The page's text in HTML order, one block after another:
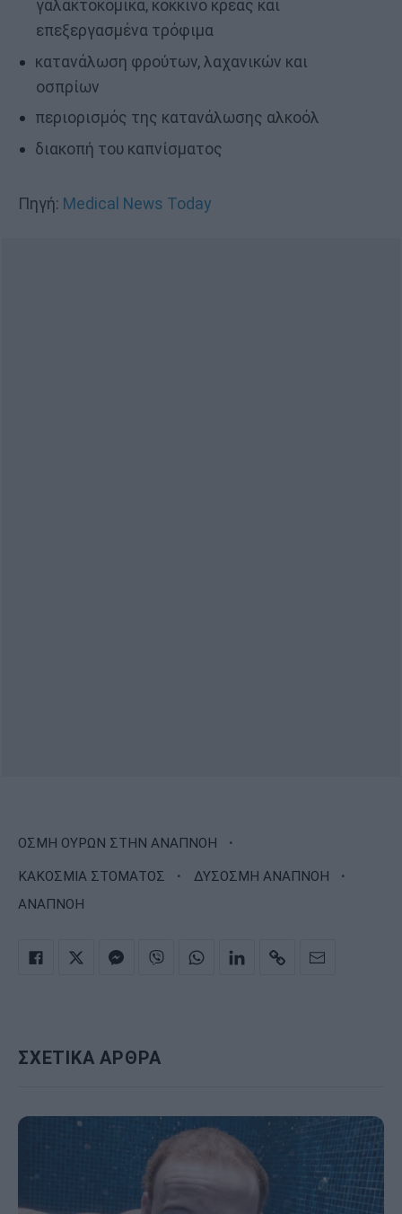
γαλακτοκομικά, κόκκινο κρέας και
επεξεργασμένα τρόφιμα
κατανάλωση φρούτων, λαχανικών και
οσπρίων
περιορισμός της κατανάλωσης αλκοόλ
διακοπή του καπνίσματος
Πηγή: Medical News Today
ΟΣΜΗ ΟΥΡΩΝ ΣΤΗΝ ΑΝΑΠΝΟΗ ·
ΚΑΚΟΣΜΙΑ ΣΤΟΜΑΤΟΣ · ΔΥΣΟΣΜΗ ΑΝΑΠΝΟΗ ·
ΑΝΑΠΝΟΗ
ΣΧΕΤΙΚΑ ΑΡΘΡΑ